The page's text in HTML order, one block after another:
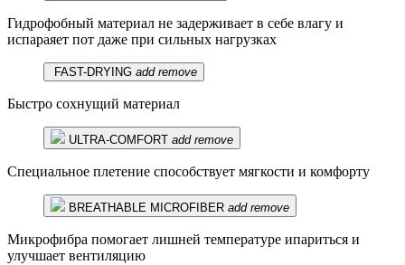
Гидрофобный материал не задерживает в себе влагу и
испараяет пот даже при сильных нагрузках
FAST-DRYING add remove
Быстро сохнущий материал
ULTRA-COMFORT add remove
Специальное плетение способствует мягкости и комфорту
BREATHABLE MICROFIBER add remove
Микрофибра помогает лишней температуре ипариться и
улучшает вентиляцию